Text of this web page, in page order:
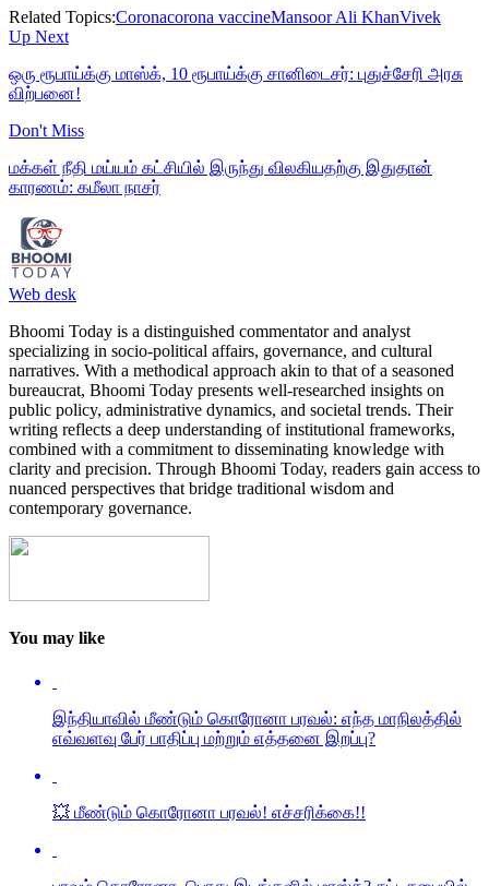
Related Topics:Coronacorona vaccineMansoor Ali KhanVivek
Up Next
ஒரு ரூபாய்க்கு மாஸ்க், 10 ரூபாய்க்கு சானிடைசர்: புதுச்சேரி அரசு
விற்பனை!
Don't Miss
மக்கள் நீதி மய்யம் கட்சியில் இருந்து விலகியதற்கு இதுதான்
காரணம்: கமீலா நாசர்
Web desk
Bhoomi Today is a distinguished commentator and analyst
specializing in socio-political affairs, governance, and cultural
narratives. With a methodical approach akin to that of a seasoned
bureaucrat, Bhoomi Today presents well-researched insights on
public policy, administrative dynamics, and societal trends. Their
writing reflects a deep understanding of institutional frameworks,
combined with a commitment to disseminating knowledge with
clarity and precision. Through Bhoomi Today, readers gain access to
nuanced perspectives that bridge traditional wisdom and
contemporary governance.
You may like
இந்தியாவில் மீண்டும் கொரோனா பரவல்: எந்த மாநிலத்தில்
எவ்வளவு பேர் பாதிப்பு மற்றும் எத்தனை இறப்பு?
💥 மீண்டும் கொரோனா பரவல்! எச்சரிக்கை!!